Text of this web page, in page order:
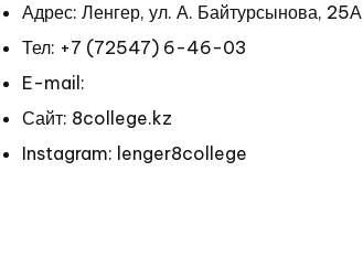
Адрес: Ленгер, ул. А. Байтурсынова, 25А
Тел: +7 (72547) 6-46-03
E-mail:
Сайт: 8college.kz
Instagram: lenger8college